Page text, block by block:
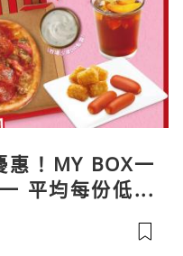
！MY BOX一
平均每份低至